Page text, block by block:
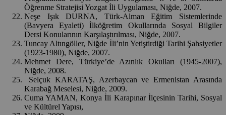
Öğrenme Stratejisi Yozgat İli Uygulaması, Niğde, 2007.
Neşe Işık DURNA, Türk-Alman Eğitim Sistemlerinde
(Bavyera Eyaleti) İlköğretim Okullarında Sosyal Bilgiler
Dersi Konularının Karşılaştırılması, Niğde, 2007.
Tuncay Altıngöller, Niğde İli’nin Yetiştirdiği Tarihi Şahsiyetler
(1923-1980), Niğde, 2007.
Mehmet Dere, Türkiye’de Azınlık Okulları (1945-2007),
Niğde, 2008.
Selçuk KARATAŞ, Azerbaycan ve Ermenistan Arasında
Karabağ Meselesi, Niğde, 2009.
Cuma YAMAN, Konya İli Karapınar İlçesinin Tarihi, Sosyal
ve Kültürel Yapısı,